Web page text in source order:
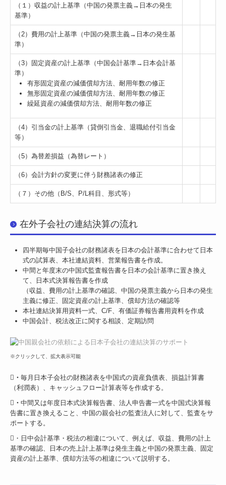
（１）収益の計上基準（中国の発票主義→日本の発生
基準）
（2）費用の計上基準（中国の発票主義→日本の発生基
準）
（3）固定資産の計上基準（中国会計基準→日本会計基
準）
有形固定資産の減価償却方法、耐用年数の修正
無形固定資産の減価償却方法、耐用年数の修正
繰延資産の減価償却方法、耐用年数の修正
（4）引当金の計上基準（貸倒引当金、退職給付引当金
等）
（5）為替差損益（為替レート）
（6）会計方針の変更に伴う財務諸表の修正
（７）その他（B/S、P/L科目、形式等）
在外子会社の連結決算の流れ
四半期毎中国子会社の財務諸表を日本の会計基準に合わせて日本
式の試算表、本社連結資料、営業報告書を作成。
中間と年度末の中国式監査報告書を日本の会計基準に置き換え
て、日本式決算報告書を作成
（収益、費用の計上基準の確認、中国の発票主義から日本の発生
主義に修正、固定資産の計上基準、償却方法の確認等
本社連結決算用資料一式、C/F、有価証券報告書用資料を作成
中国会計、税法改正に関する相談、定期訪問
※クリックして、拡大表示可能
 ・ 毎月日本子会社の財務諸表を中国式の資産負債表、損益計算書
（利潤表）、キャッシュフロー計算表等を作成する。
 ・ 中間又は年度日本式決算報告書、法人申告書一式を中国式決算報
告書に置き換えること、中国の親会社の監査法人に対して、監査をサ
ポートする。
・日中会計基準・税法の相違について、例えば、収益、費用の計上
基準の確認、日本の売上計上基準は発生主義と中国の発票主義、固定
資産の計上基準、償却方法等の相違について説明する。